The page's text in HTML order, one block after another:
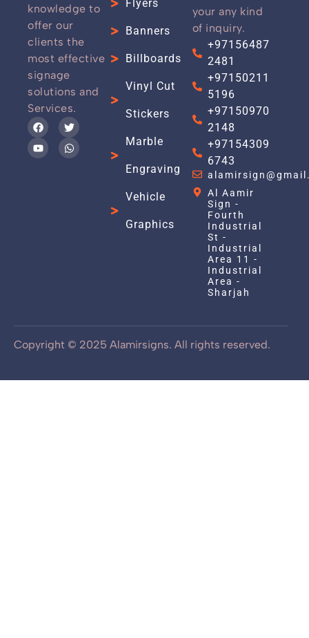
knowledge to
offer our
clients the
most effective
signage
solutions and
Services.
Flyers
Banners
Billboards
Vinyl Cut
Stickers
Marble
Engraving
Vehicle
Graphics
your any kind
of inquiry.
+97156487
2481
+97150211
5196
+97150970
2148
+97154309
6743
Al Aamir
Sign -
Fourth
Industrial
St -
Industrial
Area 11 -
Industrial
Area -
Sharjah
Copyright © 2025 Alamirsigns. All rights reserved.